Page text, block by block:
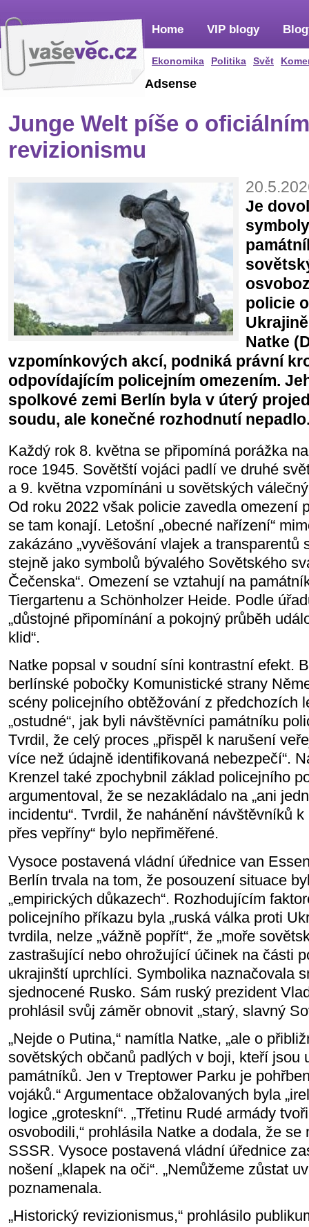
Home
Ekonomika Politika Svět
VIP blogy
Adsense
Junge Welt píše o
revizionismu
Je
policie
Natke
vzpomínkových akcí, podniká právní
odpovídajícím policejním omezením.
spolkové zemi Berlín byla v úterý
soudu, ale konečné rozhodnutí
Každý rok 8. května se připomíná porážka
roce 1945. Sovětští vojáci padlí ve druhé
a 9. května vzpomínáni u sovětských
Od roku 2022 však policie zavedla omezení
se tam konají. Letošní „obecné nařízení“
zakázáno „vyvěšování vlajek a transparentů
stejně jako symbolů bývalého Sovětského
Čečenska“. Omezení se vztahují na
Tiergartenu a Schönholzer Heide. Podle
„důstojné připomínání a pokojný průběh
klid“.
Natke popsal v soudní síni kontrastní efekt.
berlínské pobočky Komunistické strany
scény policejního obtěžování z předchozích
„ostudné“, jak byli návštěvníci památníku
Tvrdil, že celý proces „přispěl k narušení
více než údajně identifikovaná nebezpečí“.
Krenzel také zpochybnil základ policejního
argumentoval, že se nezakládalo na „ani
incidentu“. Tvrdil, že nahánění návštěvníků
přes vepříny“ bylo nepřiměřené.
Vysoce postavená vládní úřednice van
Berlín trvala na tom, že posouzení situace
„empirických důkazech“. Rozhodujícím
policejního příkazu byla „ruská válka proti
tvrdila, nelze „vážně popřít“, že „moře
zastrašující nebo ohrožující účinek na části
ukrajinští uprchlíci. Symbolika naznačovala
sjednocené Rusko. Sám ruský prezident
prohlásil svůj záměr obnovit „starý, slavný
„Nejde o Putina,“ namítla Natke, „ale o
sovětských občanů padlých v boji, kteří jsou
památníků. Jen v Treptower Parku je
vojáků.“ Argumentace obžalovaných byla
logice „groteskní“. „Třetinu Rudé armády
osvobodili,“ prohlásila Natke a dodala, že
SSSR. Vysoce postavená vládní úřednice
nošení „klapek na oči“. „Nemůžeme zůstat
poznamenala.
„Historický revizionismus,“ prohlásilo